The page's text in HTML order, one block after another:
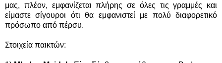
μας, πλέον, εμφανίζεται πλήρης σε όλες τις γραμμές και
είμαστε σίγουροι ότι θα εμφανιστεί με πολύ διαφορετικό
πρόσωπο από πέρσυ.
Στοιχεία παικτών: